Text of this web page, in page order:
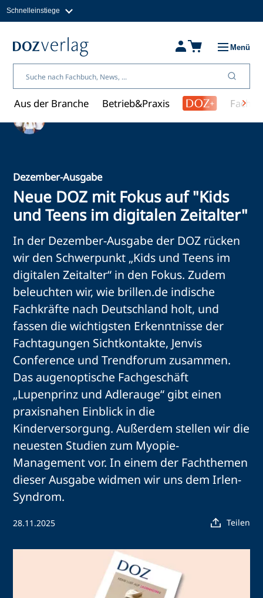
Inhalt
Schnelleinstiege
Fachbücher & Shop
Über uns
Menü
Aus der Branche Betrieb&Praxis
Dezember-Ausgabe
Neue DOZ mit Fokus auf "Kids
und Teens im digitalen Zeitalter"
In der Dezember-Ausgabe der DOZ rücken
wir den Schwerpunkt „Kids und Teens im
digitalen Zeitalter“ in den Fokus. Zudem
beleuchten wir, wie brillen.de indische
Fachkräfte nach Deutschland holt, und
fassen die wichtigsten Erkenntnisse der
Fachtagungen Sichtkontakte, Jenvis
Conference und Trendforum zusammen.
Das augenoptische Fachgeschäft
„Lupenprinz und Adlerauge“ gibt einen
praxisnahen Einblick in die
Kinderversorgung. Außerdem stellen wir die
neuesten Studien zum Myopie-
Management vor. In einem der Fachthemen
dieser Ausgabe widmen wir uns dem Irlen-
Syndrom.
28.11.2025 Teilen